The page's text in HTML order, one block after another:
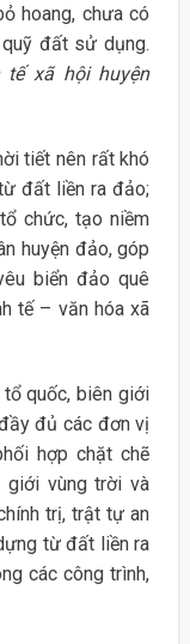
hoang, chưa có
đất sử dụng.
tế xã hội huyện
tiết nên rất khó
đất liền ra đảo;
chức, tạo niềm
huyện đảo, góp
biển đảo quê
tế – văn hóa xã
quốc, biên giới
đủ các đơn vị
hợp chặt chẽ
giới vùng trời và
trị, trật tự an
từ đất liền ra
các công trình,